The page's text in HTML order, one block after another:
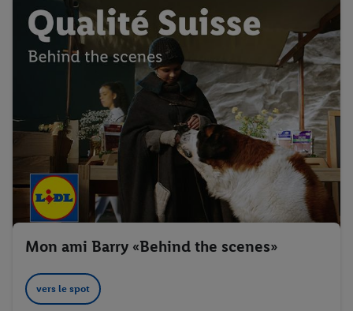
Mon ami Barry «Behind the scenes»
vers le spot